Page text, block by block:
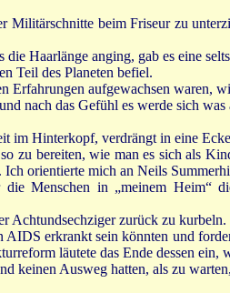
beim Friseur zu
Haarlänge anging, gab es eine
Teil des Planeten befiel.
aufgewachsen waren,
nach das Gefühl es werde sich was
im Hinterkopf, verdrängt in eine
zu bereiten, wie man es sich als
orientierte mich an Neils
Menschen in „meinem Heim“
Achtundsechziger zurück zu kurbeln.
erkrankt sein könnten und
läutete das Ende dessen ein,
keinen Ausweg hatten, als zu